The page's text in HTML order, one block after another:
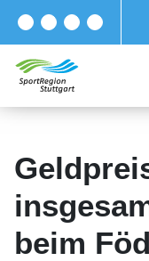
beim